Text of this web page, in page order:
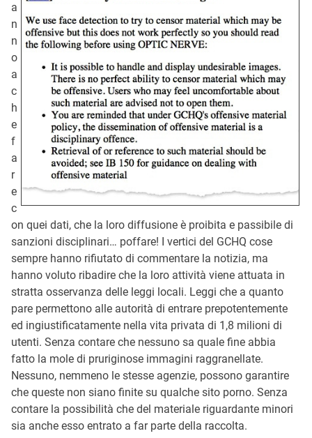
a
n
n
o
a
c
h
e
f
a
r
e
c
on quei dati, che la loro diffusione è proibita e passibile di
sanzioni disciplinari… poffare! I vertici del GCHQ cose
sempre hanno rifiutato di commentare la notizia, ma
hanno voluto ribadire che la loro attività viene attuata in
stratta osservanza delle leggi locali. Leggi che a quanto
pare permettono alle autorità di entrare prepotentemente
ed ingiustificatamente nella vita privata di 1,8 milioni di
utenti. Senza contare che nessuno sa quale fine abbia
fatto la mole di pruriginose immagini raggranellate.
Nessuno, nemmeno le stesse agenzie, possono garantire
che queste non siano finite su qualche sito porno. Senza
contare la possibilità che del materiale riguardante minori
sia anche esso entrato a far parte della raccolta.